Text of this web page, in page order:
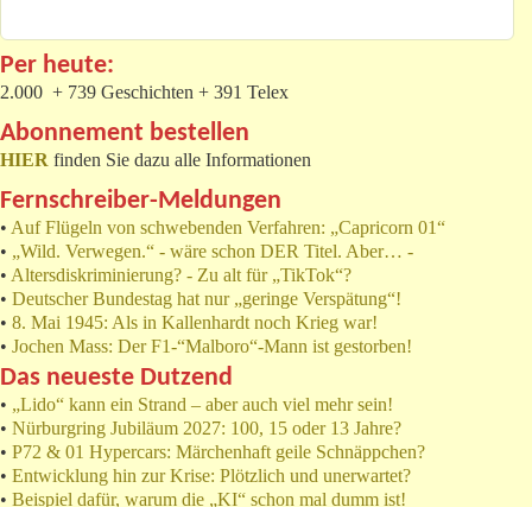
Per heute:
2.000 + 739 Geschichten + 391 Telex
Abonnement bestellen
HIER finden Sie dazu alle Informationen
Fernschreiber-Meldungen
• Auf Flügeln von schwebenden Verfahren: „Capricorn 01“
• „Wild. Verwegen.“ - wäre schon DER Titel. Aber… -
• Altersdiskriminierung? - Zu alt für „TikTok“?
• Deutscher Bundestag hat nur „geringe Verspätung“!
• 8. Mai 1945: Als in Kallenhardt noch Krieg war!
• Jochen Mass: Der F1-“Malboro“-Mann ist gestorben!
Das neueste Dutzend
• „Lido“ kann ein Strand – aber auch viel mehr sein!
• Nürburgring Jubiläum 2027: 100, 15 oder 13 Jahre?
• P72 & 01 Hypercars: Märchenhaft geile Schnäppchen?
• Entwicklung hin zur Krise: Plötzlich und unerwartet?
• Beispiel dafür, warum die „KI“ schon mal dumm ist!